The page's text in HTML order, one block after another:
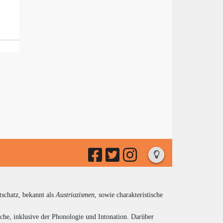
bekannt als Austriazismen , sowie charakteristische
inklusive der Phonologie und Intonation. Darüber